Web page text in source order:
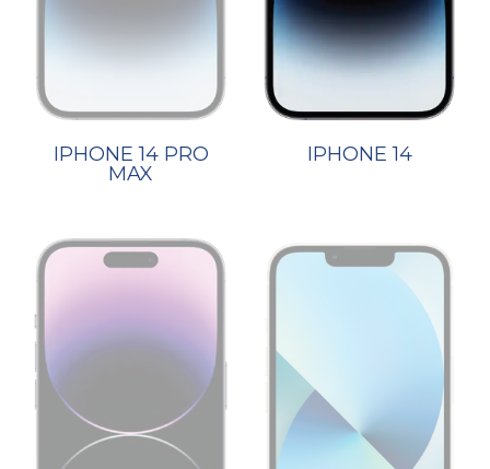
IPHONE 14 PRO
MAX
IPHONE 14